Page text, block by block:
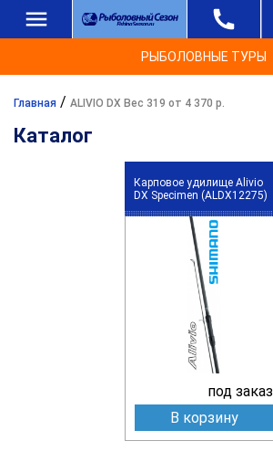
РЫБОЛОВНЫЕ ТУРЫ
Главная / ALIVIO DX Вес 319 от 4 370 р.
Каталог
Карповое удилище Alivio
DX Specimen (ALDX12275)
под заказ
В корзину